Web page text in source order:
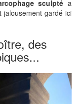
sculpté a
jalousement gardé ici
des